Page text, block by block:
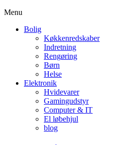
Menu
Bolig
Køkkenredskaber
Indretning
Rengøring
Børn
Helse
Elektronik
Hvidevarer
Gamingudstyr
Computer & IT
El løbehjul
blog